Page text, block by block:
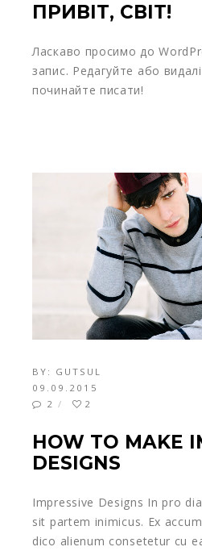
ПРИВІТ, СВІТ!
Ласкаво просимо до
запис. Редагуйте або
починайте писати!
BY: GUTSUL
09.09.2015
2
2
HOW TO MAKE
DESIGNS
Impressive Designs In pro
sit partem inimicus. Ex
dico alienum consetetur cu